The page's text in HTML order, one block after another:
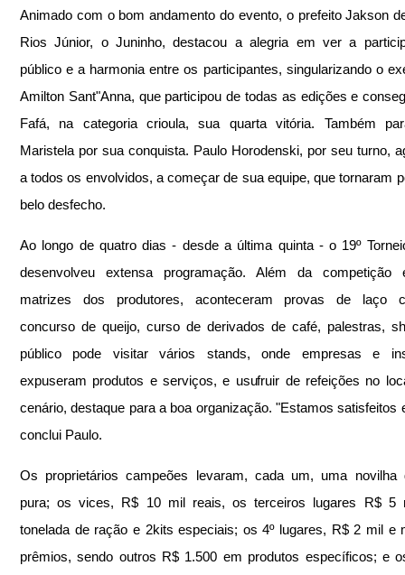
Animado com o bom andamento do evento, o prefeito Jakson
Rios Júnior, o Juninho, destacou a alegria em ver a
público e a harmonia entre os participantes, singularizando o
Amilton Sant"Anna, que participou de todas as edições e
Fafá, na categoria crioula, sua quarta vitória. Também
Maristela por sua conquista. Paulo Horodenski, por seu turno,
a todos os envolvidos, a começar de sua equipe, que tornaram
belo desfecho.
Ao longo de quatro dias - desde a última quinta - o 19º
desenvolveu extensa programação. Além da competição
matrizes dos produtores, aconteceram provas de laço
concurso de queijo, curso de derivados de café, palestras,
público pode visitar vários stands, onde empresas e
expuseram produtos e serviços, e usufruir de refeições no
cenário, destaque para a boa organização. "Estamos satisfeitos
conclui Paulo.
Os proprietários campeões levaram, cada um, uma novilha
pura; os vices, R$ 10 mil reais, os terceiros lugares R$ 5
tonelada de ração e 2kits especiais; os 4º lugares, R$ 2 mil e
prêmios, sendo outros R$ 1.500 em produtos específicos; e